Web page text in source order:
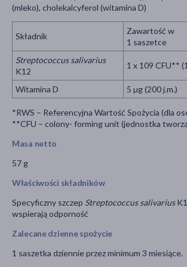
(mleko), cholekalcyferol (witamina D)
Składnik
Zawartość w
1 saszetce
Streptococcus salivarius
K12
1 x 109 CFU**
Witamina D 5 µg (200 j.m.)
*RWS – Referencyjna Wartość Spożycia (dla
**CFU – colony- forming unit (jednostka
Masa netto
57 g
Właściwości składników
Specyficzny szczep Streptococcus salivarius
wspierają odporność
Zalecane dzienne spożycie
1 saszetka dziennie przez minimum 3 miesiące.